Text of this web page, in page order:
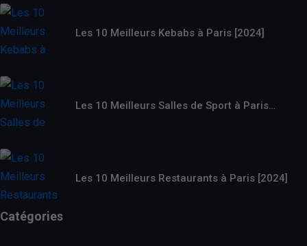
Les 10 Meilleurs Kebabs à Paris [2024]
Les 10 Meilleurs Salles de Sport à Paris…
Les 10 Meilleurs Restaurants à Paris [2024]
Catégories